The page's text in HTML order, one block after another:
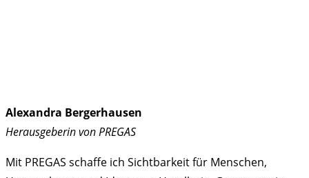
Alexandra Bergerhausen
Herausgeberin von PREGAS
Mit PREGAS schaffe ich Sichtbarkeit für Menschen,